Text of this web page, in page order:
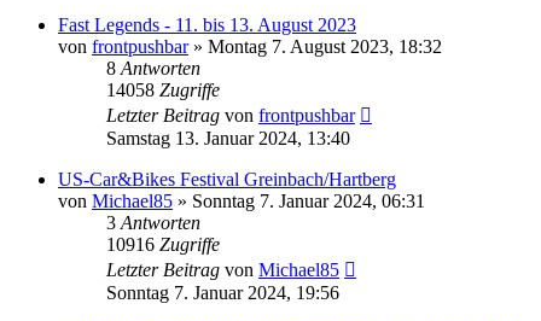
Fast Legends - 11. bis 13. August 2023
von frontpushbar» Montag 7. August 2023, 18:32
8 Antworten
14058 Zugriffe
Letzter Beitrag von frontpushbar
Samstag 13. Januar 2024, 13:40
US-Car&Bikes Festival Greinbach/Hartberg
von Michael85 » Sonntag 7. Januar 2024, 06:31
3 Antworten
10916 Zugriffe
Letzter Beitrag von Michael85
Sonntag 7. Januar 2024, 19:56